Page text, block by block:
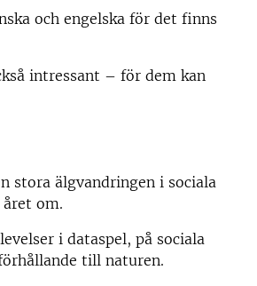
och engelska för det finns
intressant – för dem kan
stora älgvandringen i sociala
om.
i dataspel, på sociala
till naturen.